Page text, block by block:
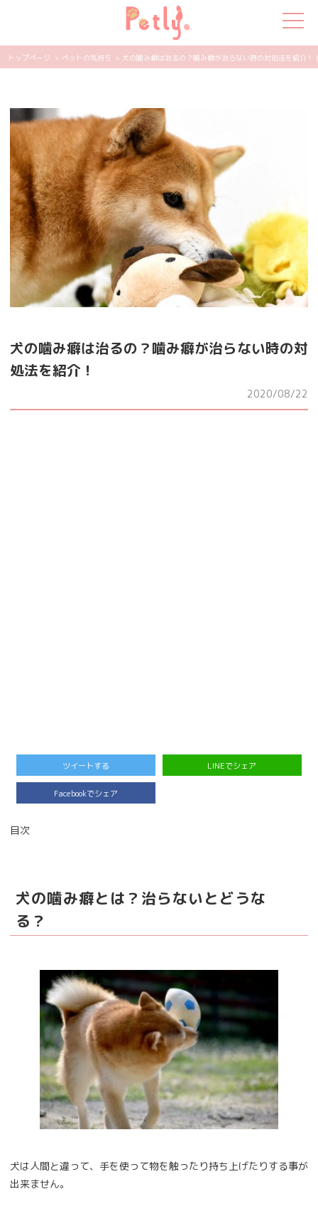
猫の特集
ペット用品
飼い主さんの悩み
ペットの気持ち
知って得する
エンタメ
トップページ > ペットの気持ち > 犬の噛み癖は治るの？噛み癖が治らない時の対処法を紹介！
犬の噛み癖は治るの？噛み癖が治らない時の対
処法を紹介！
2020/08/22
ツイートする LINEでシェア
Facebookでシェア
目次
犬の噛み癖とは？治らないとどうな
る？
犬は人間と違って、手を使って物を触ったり持ち上げたりする事が
出来ません。